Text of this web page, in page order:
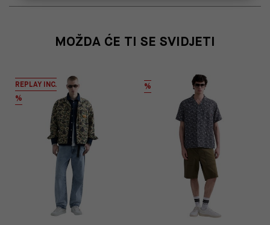
MOŽDA ĆE TI SE SVIDJETI
REPLAY INC.
%
%